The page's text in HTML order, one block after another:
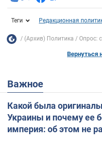
Теги Редакционная
(Архив) Политика Опрос:
Вернуться
Важное
Какой была
Украины и почему ее
империя: об этом не